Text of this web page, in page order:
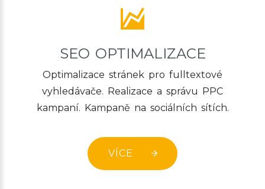
SEO OPTIMALIZACE
Optimalizace stránek pro fulltextové
vyhledávače. Realizace a správu PPC
kampaní. Kampaně na sociálních sítích.
VÍCE